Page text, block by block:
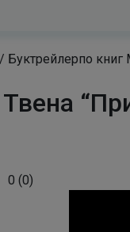
/ Буктрейлерпо
0 (0)